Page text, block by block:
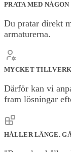
PRATA MED
Du pratar direkt
armaturerna.
MYCKET
Därför kan vi
fram lösningar
HÅLLER LÄNGE.